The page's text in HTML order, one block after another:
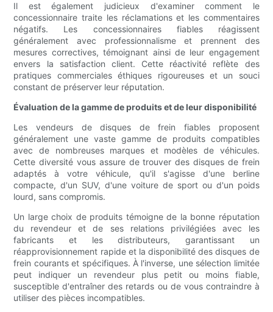
Il est également judicieux d'examiner comment le
concessionnaire traite les réclamations et les commentaires
négatifs. Les concessionnaires fiables réagissent
généralement avec professionnalisme et prennent des
mesures correctives, témoignant ainsi de leur engagement
envers la satisfaction client. Cette réactivité reflète des
pratiques commerciales éthiques rigoureuses et un souci
constant de préserver leur réputation.
Évaluation de la gamme de produits et de leur disponibilité
Les vendeurs de disques de frein fiables proposent
généralement une vaste gamme de produits compatibles
avec de nombreuses marques et modèles de véhicules.
Cette diversité vous assure de trouver des disques de frein
adaptés à votre véhicule, qu'il s'agisse d'une berline
compacte, d'un SUV, d'une voiture de sport ou d'un poids
lourd, sans compromis.
Un large choix de produits témoigne de la bonne réputation
du revendeur et de ses relations privilégiées avec les
fabricants et les distributeurs, garantissant un
réapprovisionnement rapide et la disponibilité des disques de
frein courants et spécifiques. À l'inverse, une sélection limitée
peut indiquer un revendeur plus petit ou moins fiable,
susceptible d'entraîner des retards ou de vous contraindre à
utiliser des pièces incompatibles.